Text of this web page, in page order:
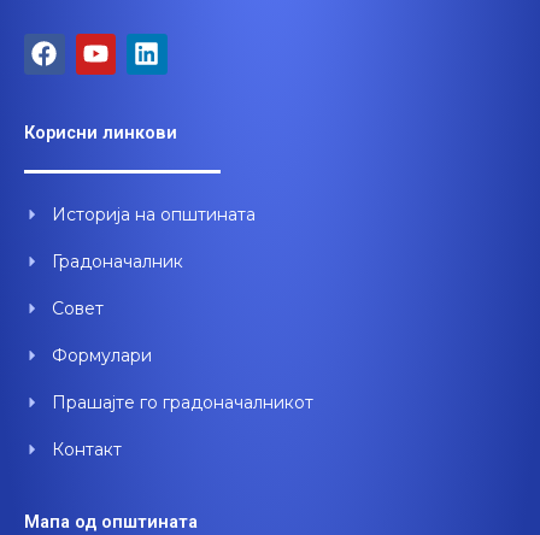
F
a
b
o
k
Y
o
u
b
L
i
e
d
n
Корисни линкови
Историја на општината
Градоначалник
Совет
Формулари
Прашајте го градоначалникот
Контакт
Мапа од општината